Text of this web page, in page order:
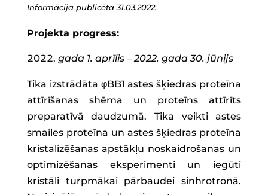
Informācija publicēta 31.03.2022.
Projekta progress:
gada 1. aprīlis – 2022. gada 30. jūnijs
Tika izstrādāta φBB1 astes šķiedras proteīna
attīrīšanas shēma un proteīns attīrīts
preparatīvā daudzumā. Tika veikti astes
smailes proteīna un astes šķiedras proteīna
kristalizēšanas apstākļu noskaidrošanas un
optimizēšanas eksperimenti un iegūti
kristāli turpmākai pārbaudei sinhrotronā.